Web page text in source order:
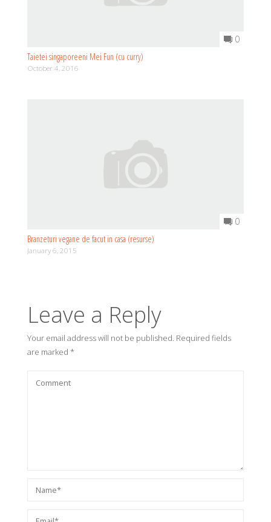
0
Taietei singaporeeni Mei Fun (cu curry)
October 4, 2016
0
Branzeturi vegane de facut in casa (resurse)
January 6, 2015
Leave a Reply
Your email address will not be published. Required fields
are marked *